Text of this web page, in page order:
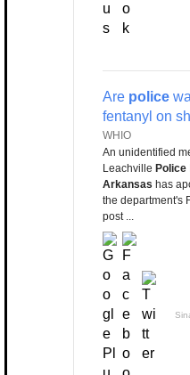
Are police
fentanyl on
WHIO
An unidentified
Leachville Police
Arkansas has
the department's
post ...